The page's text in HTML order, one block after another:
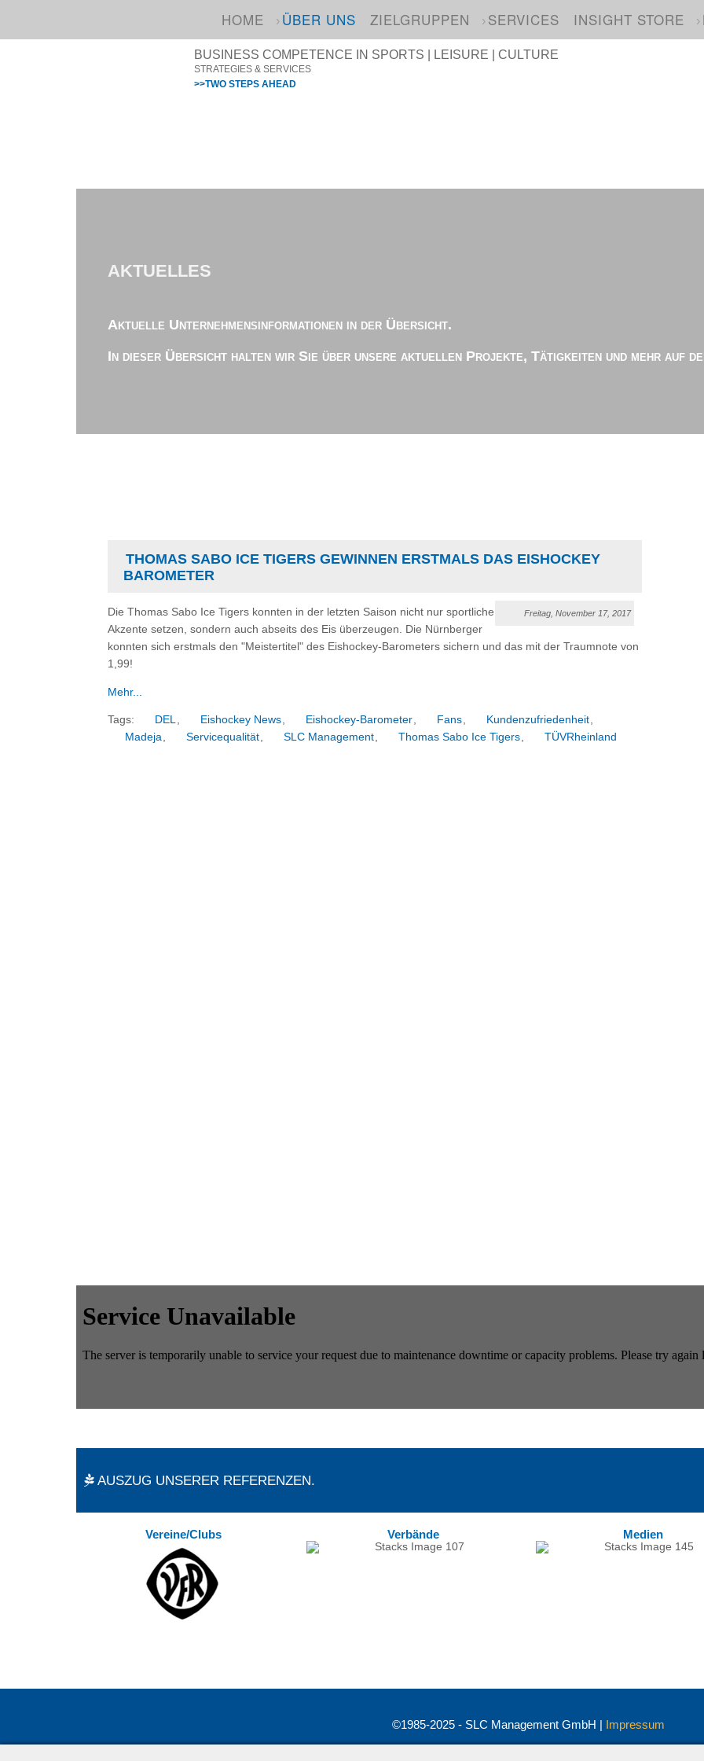
HOME ÜBER UNS ZIELGRUPPEN SERVICES INSIGHT STORE
BUSINESS COMPETENCE IN SPORTS | LEISURE | CULTURE
STRATEGIES & SERVICES
>>TWO STEPS AHEAD
AKTUELLES
Aktuelle Unternehmensinformationen in der Übersicht.
In dieser Übersicht halten wir Sie über unsere aktuellen Projekte, Tätigkeiten und mehr auf
THOMAS SABO ICE TIGERS GEWINNEN ERSTMALS DAS EISHOCKEY
BAROMETER
Freitag, November 17, 2017
Die Thomas Sabo Ice Tigers konnten in der letzten Saison nicht nur sportliche
Akzente setzen, sondern auch abseits des Eis überzeugen. Die Nürnberger
konnten sich erstmals den "Meistertitel" des Eishockey-Barometers sichern und das mit der Traumnote von
1,99!
Mehr...
Tags: DEL, Eishockey News, Eishockey-Barometer, Fans, Kundenzufriedenheit,
Madeja, Servicequalität, SLC Management, Thomas Sabo Ice Tigers, TÜVRheinland
AUSZUG UNSERER REFERENZEN.
Vereine/Clubs Verbände Medien
©1985-2025 - SLC Management GmbH | Impressum